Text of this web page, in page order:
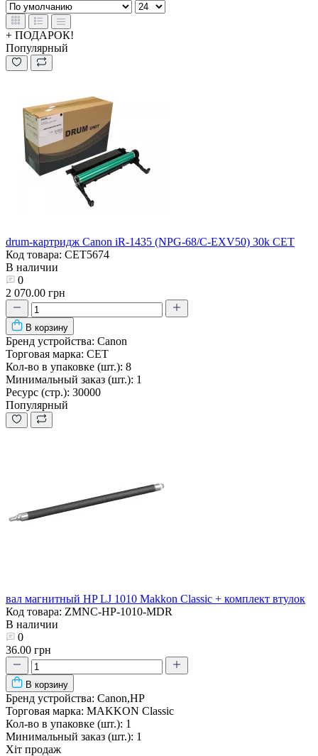
+ ПОДАРОК!
Популярный
drum-картридж Canon iR-1435 (NPG-68/C-EXV50) 30k CET
Код товара: CET5674
В наличии
0
2 070.00 грн
В корзину
Бренд устройства: Canon
Торговая марка: CET
Кол-во в упаковке (шт.): 8
Минимальный заказ (шт.): 1
Ресурс (стр.): 30000
Популярный
вал магнитный HP LJ 1010 Makkon Classic + комплект втулок
Код товара: ZMNC-HP-1010-MDR
В наличии
0
36.00 грн
В корзину
Бренд устройства: Canon,HP
Торговая марка: MAKKON Classic
Кол-во в упаковке (шт.): 1
Минимальный заказ (шт.): 1
Хіт продаж